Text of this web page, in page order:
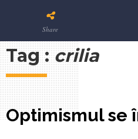
Share
Tag :crilia
Optimismul se